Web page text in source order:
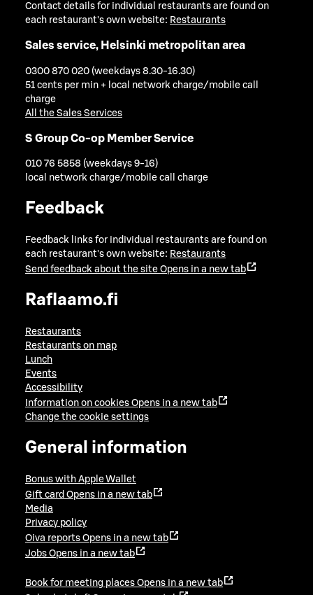
Contact details for individual restaurants are found on
each restaurant's own website: Restaurants
Sales service, Helsinki metropolitan area
0300 870 020 (weekdays 8.30-16.30)
51 cents per min + local network charge/mobile call
charge
All the Sales Services
S Group Co-op Member Service
010 76 5858 (weekdays 9-16)
local network charge/mobile call charge
Feedback
Feedback links for individual restaurants are found on
each restaurant's own website: Restaurants
Send feedback about the site Opens in a new tab
Raflaamo.fi
Restaurants
Restaurants on map
Lunch
Events
Accessibility
Information on cookies Opens in a new tab
Change the cookie settings
General information
Bonus with Apple Wallet
Gift card Opens in a new tab
Media
Privacy policy
Oiva reports Opens in a new tab
Jobs Opens in a new tab
Book for meeting places Opens in a new tab